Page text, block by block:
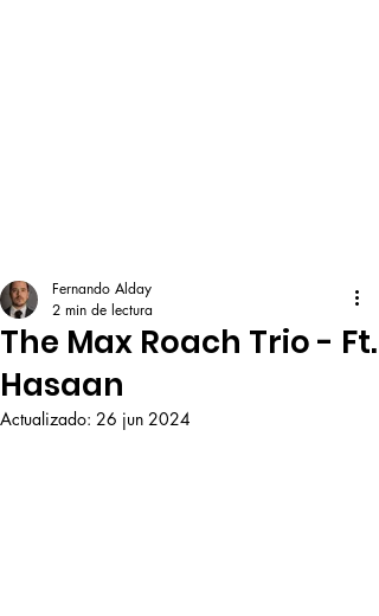
The Max Roach Trio - Ft.
Hasaan
Fernando Alday
2 min de lectura
Actualizado: 26 jun 2024